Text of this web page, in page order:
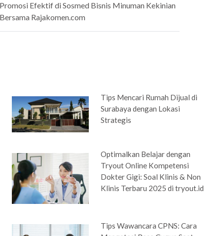
Efektif di Sosmed Bisnis Minuman Kekinian
Rajakomen.com
Tips Mencari Rumah Dijual di
Surabaya dengan Lokasi
Strategis
Optimalkan Belajar dengan
Tryout Online Kompetensi
Dokter Gigi: Soal Klinis & Non
Klinis Terbaru 2025 di tryout.id
Tips Wawancara CPNS: Cara